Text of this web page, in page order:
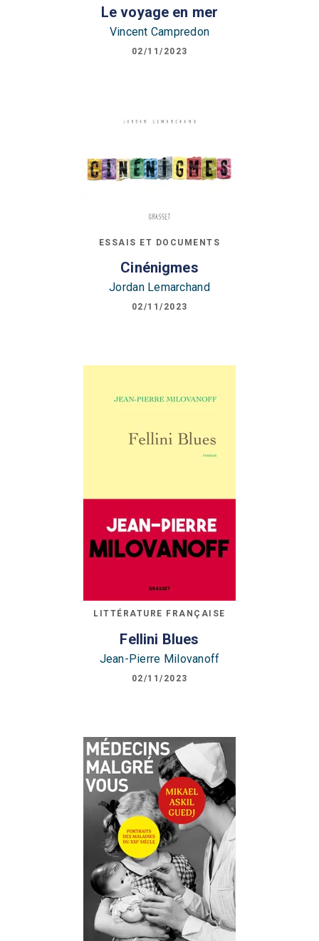
Le voyage en mer
Vincent Campredon
02/11/2023
ESSAIS ET DOCUMENTS
Cinénigmes
Jordan Lemarchand
02/11/2023
LITTÉRATURE FRANÇAISE
Fellini Blues
Jean-Pierre Milovanoff
02/11/2023